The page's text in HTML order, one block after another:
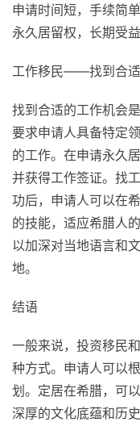
申请时间短，手续简
永久居留权，长期受益
工作移民——找到合
找到合适的工作机会
要求申请人具备特定
的工作。在申请永久
并获得工作签证。找
功后，申请人可以在
的技能，适应希腊人
以加深对当地语言和
地。
结语
一般来说，投资移民
种方式。申请人可以
划。定居在希腊，可
深厚的文化底蕴和历